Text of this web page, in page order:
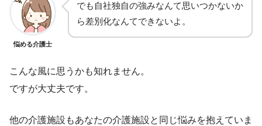
悩める介護士
でも自社独自の強みなんて思いつかないか
ら差別化なんてできないよ。
こんな風に思うかも知れません。
ですが大丈夫です。
他の介護施設もあなたの介護施設と同じ悩みを抱えていま